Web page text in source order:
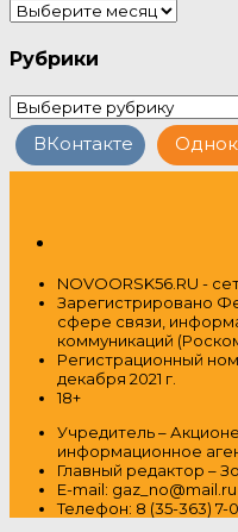
Архивы
Рубрики
Рубрики
ВКонтакте
NOVOORSK56.RU -
Зарегистрировано
сфере связи,
коммуникаций
Регистрационный
декабря 2021 г.
18+
Учредитель –
информационное
Главный редактор –
E-mail: gaz_no@mail.ru
Телефон: 8 (35-363) 7-